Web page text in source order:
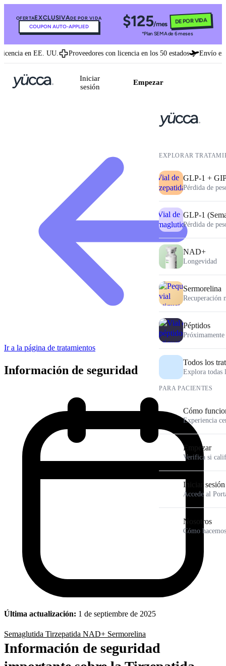
OFERTAEXCLUSIVADE POR VIDA
COUPON AUTO-APPLIED $125/mes DE POR VIDA
*Plan SEMA de 6 meses
en EE. UU. Proveedores con licencia en los 50 estados Envío
Iniciar
sesión
Empezar
EXPLORAR
GLP-1 +
Pérdida de
GLP-1
Pérdida de
NAD+
Longevidad
Sermorelina
Recuperación
Péptidos
Próximamente
Todos los
Explora todas
PARA PACIENTES
Cómo
Experiencia
Empezar
Verifica si
Iniciar sesión
Accede al
Nosotros
Cómo
Ir a la página de tratamientos
Información de seguridad
Última actualización: 1 de septiembre de 2025
Semaglutida Tirzepatida NAD+ Sermorelina
Información de seguridad